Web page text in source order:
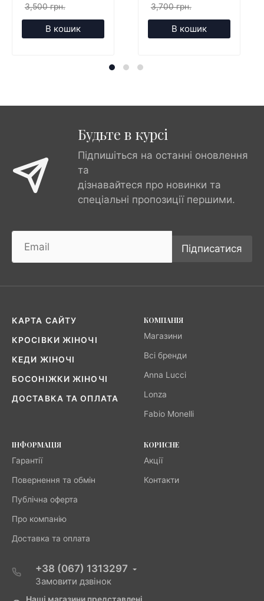
3,500 грн.
В кошик
3,700 грн.
В кошик
Будьте в курсі
Підпишіться на останні оновлення
та
дізнавайтеся про новинки та
спеціальні пропозиції першими.
Підписатися
КАРТА САЙТУ
КРОСІВКИ ЖІНОЧІ
КЕДИ ЖІНОЧІ
БОСОНІЖКИ ЖІНОЧІ
ДОСТАВКА ТА ОПЛАТА
КОМПАНІЯ
Магазини
Всі бренди
Anna Lucci
Lonza
Fabio Monelli
ІНФОРМАЦІЯ
Гарантії
Повернення та обмін
Публічна оферта
Про компанію
Доставка та оплата
КОРИСНЕ
Акції
Контакти
+38 (067) 1313297
Замовити дзвінок